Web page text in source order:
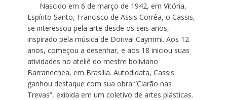
Nascido em 6 de março de 1942, em Vitória,
Espírito Santo, Francisco de Assis Corrêa, o Cassis,
se interessou pela arte desde os seis anos,
inspirado pela música de Dorival Caymmi. Aos 12
anos, começou a desenhar, e aos 18 iniciou suas
atividades no ateliê do mestre boliviano
Barranechea, em Brasília. Autodidata, Cassis
ganhou destaque com sua obra “Clarão nas
Trevas”, exibida em um coletivo de artes plásticas.